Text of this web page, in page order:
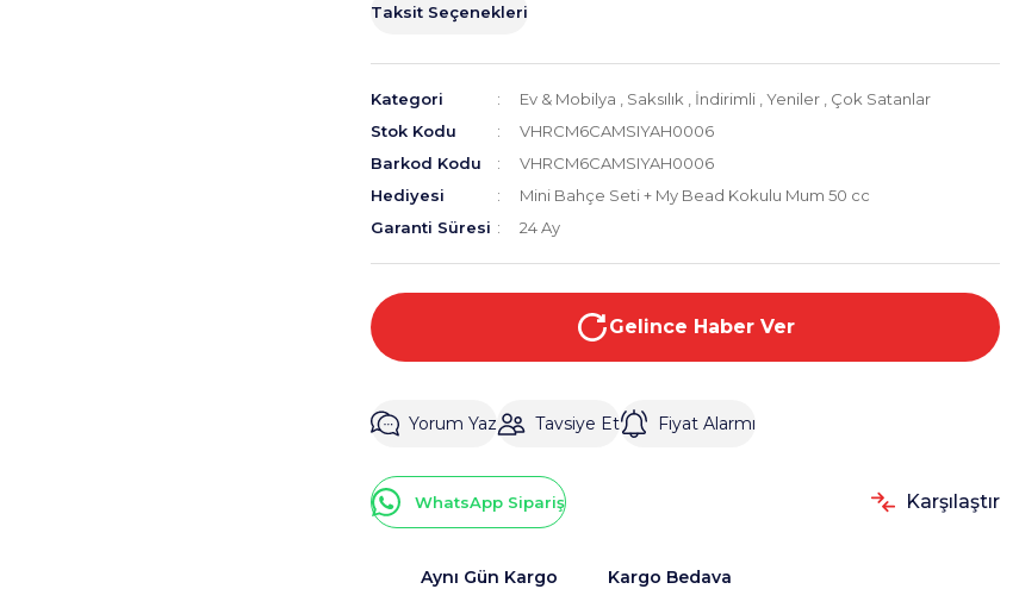
Taksit Seçenekleri
Kategori Ev & Mobilya Saksılık İndirimli Yeniler
Çok Satanlar
Stok Kodu
VHRCM6CAMSIYAH0006
Barkod Kodu
VHRCM6CAMSIYAH0006
Hediyesi
Mini Bahçe Seti + My Bead Kokulu Mum 50 cc
Garanti Süresi
24 Ay
Gelince Haber Ver
Yorum Yaz Tavsiye Et Fiyat Alarmı
WhatsApp Sipariş Karşılaştır
Aynı Gün Kargo Kargo Bedava